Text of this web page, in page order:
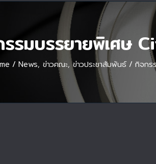
รมบรรยายพิเศษ
/ News, ข่าวคณะ,ข่าวประชาสัมพันธ์ / กิจกร